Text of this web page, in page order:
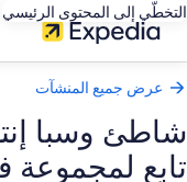
التخطّي إلى المحتوى الرئيسي
عرض جميع المنشآت
شاطئ وسبا
تابع